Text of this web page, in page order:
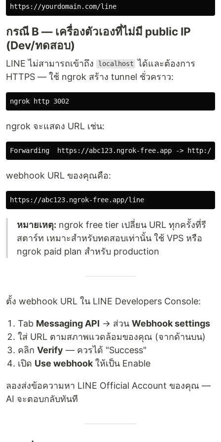
กรณี B — เครื่องตัวเองที่ไม่มี public IP
(Dev/ทดสอบ)
LINE ไม่สามารถเข้าถึง localhost ได้และต้องการ
HTTPS — ใช้ ngrok สร้าง tunnel ชั่วคราว:
ngrok จะแสดง URL เช่น:
Forwarding  https://abc123.ngrok-free.app ->
webhook URL ของคุณคือ:
หมายเหตุ: ngrok free tier เปลี่ยน URL ทุกครั้งที่รี
สตาร์ท เหมาะสำหรับทดสอบเท่านั้น ใช้ VPS หรือ
ngrok paid plan สำหรับ production
ตั้ง webhook URL ใน LINE Developers Console:
Tab Messaging API → ส่วน Webhook settings
ใส่ URL ตามสภาพแวดล้อมของคุณ (จากด้านบน)
คลิก Verify — ควรได้ "Success"
เปิด Use webhook ให้เป็น Enable
ลองส่งข้อความหา LINE Official Account ของคุณ —
AI จะตอบกลับทันที